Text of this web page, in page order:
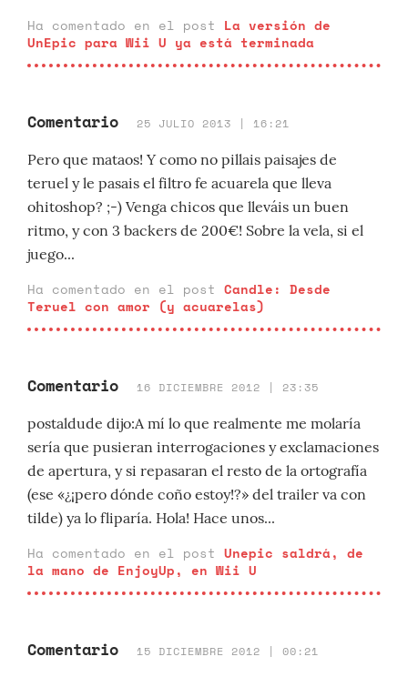
Ha comentado en el post La versión de
UnEpic para Wii U ya está terminada
Comentario 25 JULIO 2013 | 16:21
Pero que mataos! Y como no pillais paisajes de
teruel y le pasais el filtro fe acuarela que lleva
ohitoshop? ;-) Venga chicos que lleváis un buen
ritmo, y con 3 backers de 200€! Sobre la vela, si el
juego...
Ha comentado en el post Candle: Desde
Teruel con amor (y acuarelas)
Comentario 16 DICIEMBRE 2012 | 23:35
postaldude dijo:A mí lo que realmente me molaría
sería que pusieran interrogaciones y exclamaciones
de apertura, y si repasaran el resto de la ortografía
(ese «¿¡pero dónde coño estoy!?» del trailer va con
tilde) ya lo fliparía. Hola! Hace unos...
Ha comentado en el post Unepic saldrá, de
la mano de EnjoyUp, en Wii U
Comentario 15 DICIEMBRE 2012 | 00:21